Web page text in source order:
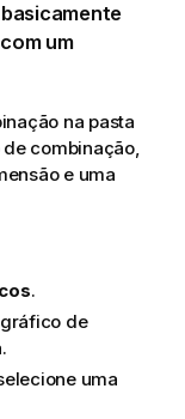
um
na pasta
combinação,
e uma
.
de
uma